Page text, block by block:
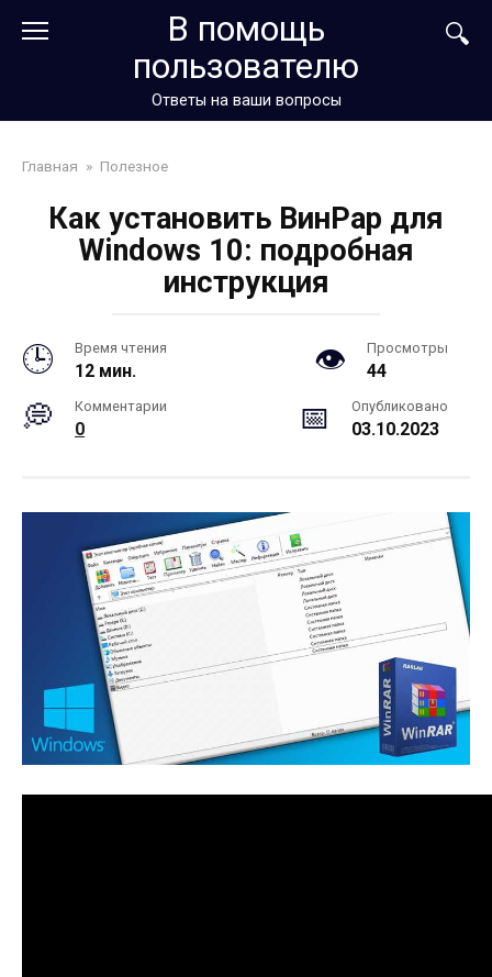
В помощь
пользователю
Ответы на ваши вопросы
Главная » Полезное
Как установить ВинРар для
Windows 10: подробная
инструкция
Время чтения
12 мин.
Просмотры
44
Комментарии
0
Опубликовано
03.10.2023